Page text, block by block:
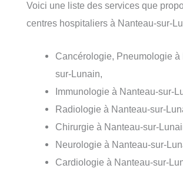
Voici une liste des services que
centres hospitaliers à Nanteau-sur-
Cancérologie, Pneumologie à
sur-Lunain,
Immunologie à Nanteau-sur-
Radiologie à Nanteau-sur-
Chirurgie à Nanteau-sur-
Neurologie à Nanteau-sur-
Cardiologie à Nanteau-sur-